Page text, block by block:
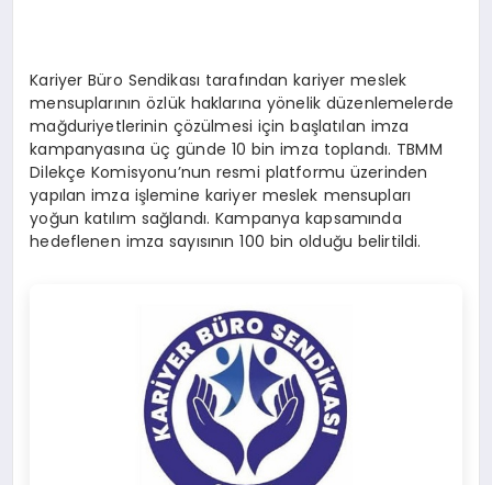
Kariyer Büro Sendikası tarafından kariyer meslek
mensuplarının özlük haklarına yönelik düzenlemelerde
mağduriyetlerinin çözülmesi için başlatılan imza
kampanyasına üç günde 10 bin imza toplandı. TBMM
Dilekçe Komisyonu’nun resmi platformu üzerinden
yapılan imza işlemine kariyer meslek mensupları
yoğun katılım sağlandı. Kampanya kapsamında
hedeflenen imza sayısının 100 bin olduğu belirtildi.